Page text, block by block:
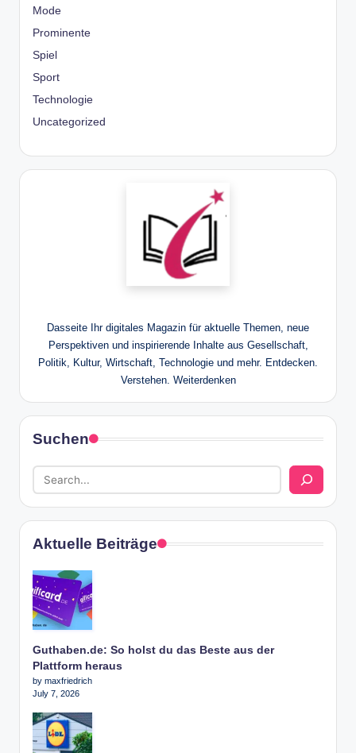
Mode
Prominente
Spiel
Sport
Technologie
Uncategorized
Dasseite Ihr digitales Magazin für aktuelle Themen, neue
Perspektiven und inspirierende Inhalte aus Gesellschaft,
Politik, Kultur, Wirtschaft, Technologie und mehr. Entdecken.
Verstehen. Weiterdenken
Suchen
Aktuelle Beiträge
Guthaben.de: So holst du das Beste aus der
Plattform heraus
by maxfriedrich
July 7, 2026